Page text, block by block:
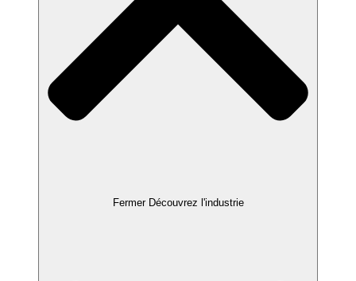
Fermer Découvrez l'industrie